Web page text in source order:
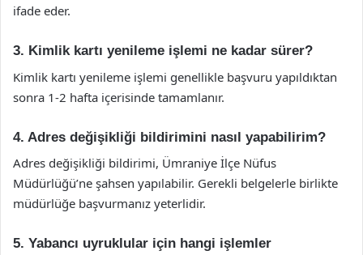
ifade eder.
3. Kimlik kartı yenileme işlemi ne kadar sürer?
Kimlik kartı yenileme işlemi genellikle başvuru yapıldıktan
sonra 1-2 hafta içerisinde tamamlanır.
4. Adres değişikliği bildirimini nasıl yapabilirim?
Adres değişikliği bildirimi, Ümraniye İlçe Nüfus
Müdürlüğü’ne şahsen yapılabilir. Gerekli belgelerle birlikte
müdürlüğe başvurmanız yeterlidir.
5. Yabancı uyruklular için hangi işlemler